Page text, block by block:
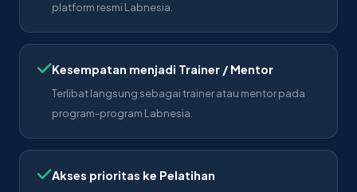
platform resmi Labnesia.
Kesempatan menjadi Trainer / Mentor
Terlibat langsung sebagai trainer atau mentor pada
program-program Labnesia.
Akses prioritas ke Pelatihan